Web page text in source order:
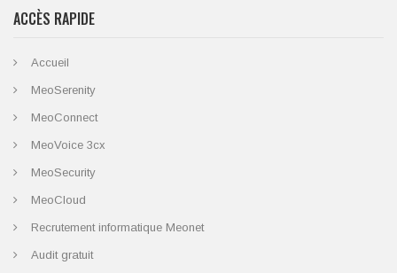
ACCÈS RAPIDE
Accueil
MeoSerenity
MeoConnect
MeoVoice 3cx
MeoSecurity
MeoCloud
Recrutement informatique Meonet
Audit gratuit